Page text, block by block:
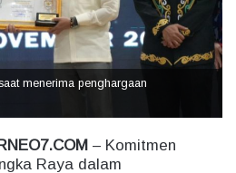
menerima penghargaan
– Komitmen
Raya dalam